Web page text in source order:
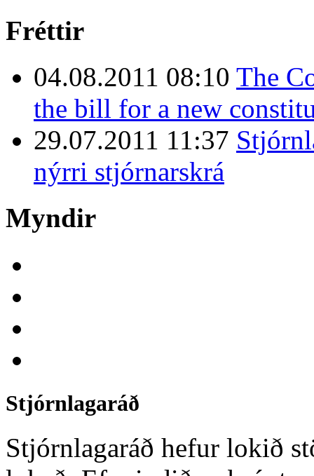
Fréttir
04.08.2011 08:10 The
the bill for a new
29.07.2011 11:37
nýrri stjórnarskrá
Myndir
Stjórnlagaráð
Stjórnlagaráð hefur lokið